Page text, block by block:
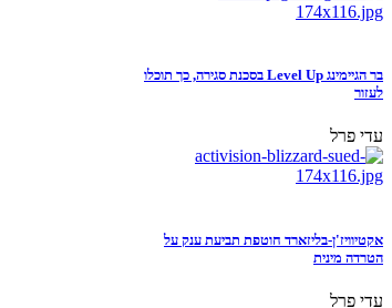
בר הגיימינג Level Up בסכנת סגירה, כך תוכלו
לעזור
עדי פרל
אקטיוויז'ן-בליזארד חוטפת תביעת ענק על
הטרדה מינית
עדי פרל